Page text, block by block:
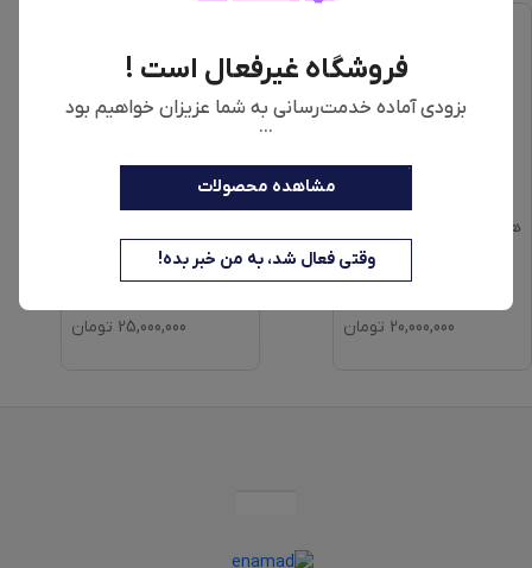
فروشگاه غیرفعال است !
بزودی آماده خدمت‌رسانی به شما عزیزان خواهیم بود
...
مشاهده محصولات
وقتی فعال شد، به من خبر بده!
هواپز | AF-1322
20,000,000 تومان
نوتریکوک مدل AFS200
25,000,000 تومان